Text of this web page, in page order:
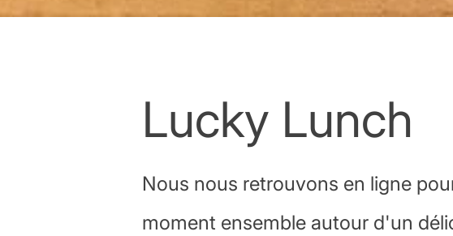
Lucky Lunch
Nous nous retrouvons en ligne
moment ensemble autour d'un